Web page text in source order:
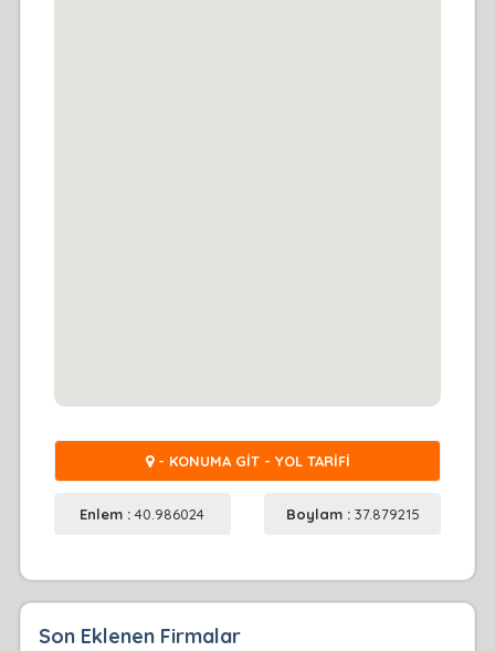
- KONUMA GİT - YOL TARİFİ
Enlem :40.986024 Boylam : 37.879215
Son Eklenen Firmalar